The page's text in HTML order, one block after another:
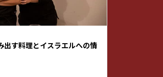
出す料理とイスラエルへの情